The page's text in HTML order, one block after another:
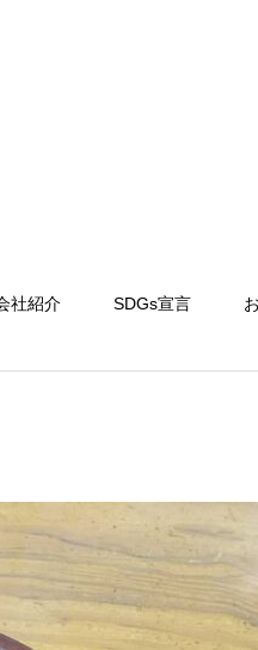
社紹介 SDGs宣言